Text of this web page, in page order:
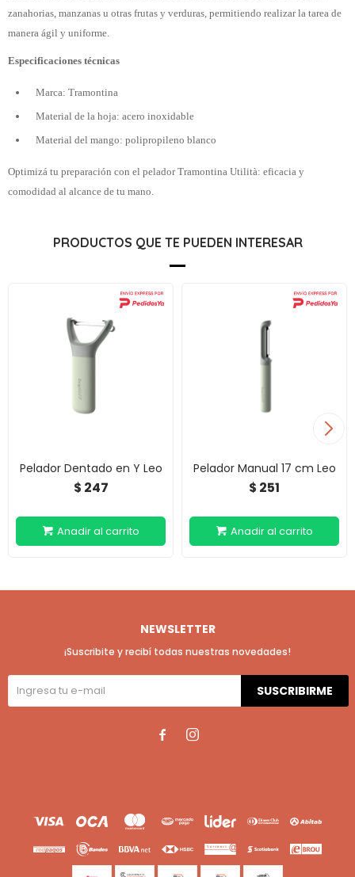
zanahorias, manzanas u otras frutas y verduras, permitiendo realizar la tarea de
manera ágil y uniforme.
Especificaciones técnicas
Marca: Tramontina
Material de la hoja: acero inoxidable
Material del mango: polipropileno blanco
Optimizá tu preparación con el pelador Tramontina Utilità: eficacia y
comodidad al alcance de tu mano.
PRODUCTOS QUE TE PUEDEN INTERESAR
Pelador Dentado en Y Leo
$ 247
Pelador Manual 17 cm Leo
$ 251
NEWSLETTER
¡Suscribite y recibí todas nuestras novedades!
SUSCRIBIRME
 